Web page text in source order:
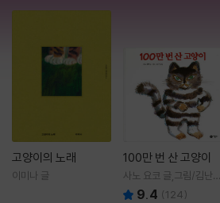
고양이의 노래
이미나 글
100만 번 산 고양이
사노 요코 글,그림/김난주
역 9.4 (124)